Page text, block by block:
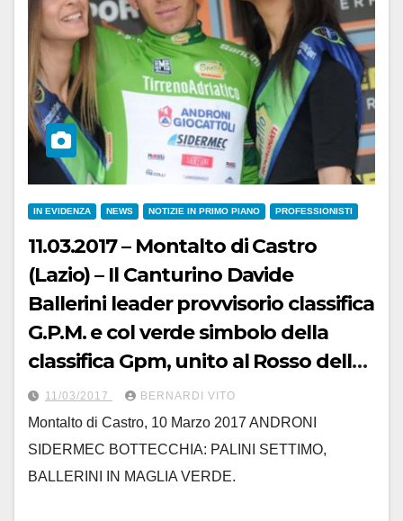
IN EVIDENZA NEWS NOTIZIE IN PRIMO PIANO PROFESSIONISTI
11.03.2017 – Montalto di Castro
(Lazio) – Il Canturino Davide
Ballerini leader provvisorio classifica
G.P.M. e col verde simbolo della
classifica Gpm, unito al Rosso della
livrea Androni, si vede subito il “T R I
C O L O R E”.
11/03/2017 BERNARDI VITO
Montalto di Castro, 10 Marzo 2017 ANDRONI
SIDERMEC BOTTECCHIA: PALINI SETTIMO,
BALLERINI IN MAGLIA VERDE.